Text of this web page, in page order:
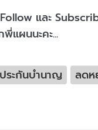
และ
แผนนะคะ...
ประกันบำนาญ ลด